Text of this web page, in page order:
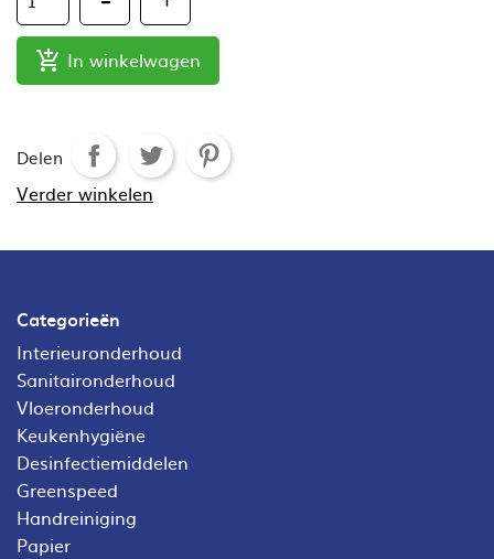
 In winkelwagen
Delen
Verder winkelen
Categorieën
Interieuronderhoud
Sanitaironderhoud
Vloeronderhoud
Keukenhygiëne
Desinfectiemiddelen
Greenspeed
Handreiniging
Papier